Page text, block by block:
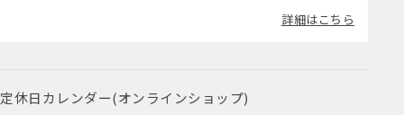
詳細はこちら
定休日カレンダー(オンラインショップ)